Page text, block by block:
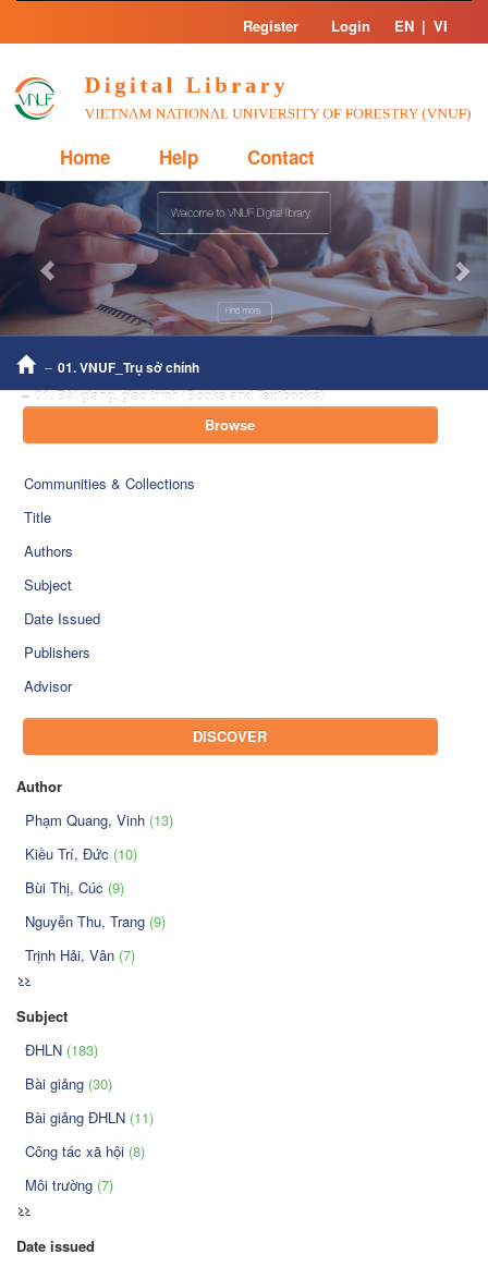
Skip
Register Login EN | VI
Home Help Contact
Previous
01. VNUF_Trụ sở chính
01. Bài giảng, giáo trình (Books and Textbooks)
Browse
Communities & Collections
Title
Authors
Subject
Date Issued
Publishers
Advisor
DISCOVER
Author
Phạm Quang, Vinh (13)
Kiều Trí, Đức (10)
Bùi Thị, Cúc (9)
Nguyễn Thu, Trang (9)
Trịnh Hải, Vân (7)
>>
Subject
ĐHLN (183)
Bài giảng (30)
Bài giảng ĐHLN (11)
Công tác xã hội (8)
Môi trường (7)
>>
Date issued